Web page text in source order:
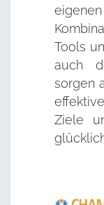
Tools
auch
sorgen
Ziele